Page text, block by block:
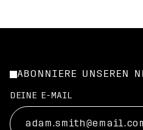
ABONNIERE UNSEREN
DEINE E-MAIL